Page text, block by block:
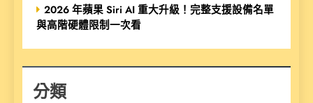
2026 年蘋果 Siri AI 重大升級！完整支援設備名單
與高階硬體限制一次看
分類